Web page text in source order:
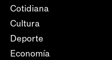
Cotidiana
Cultura
Deporte
Economía